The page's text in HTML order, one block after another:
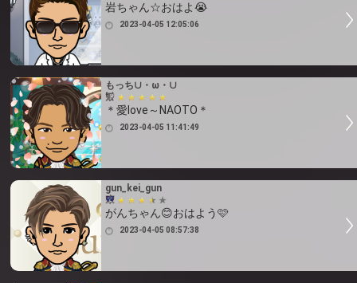
岩ちゃん☆おはよ😭
2023-04-05 12:05:06
もっち∪・ω・∪
＊愛love～NAOTO＊
2023-04-05 11:41:49
gun_kei_gun
がんちゃん😊おはよう🩷
2023-04-05 08:57:38